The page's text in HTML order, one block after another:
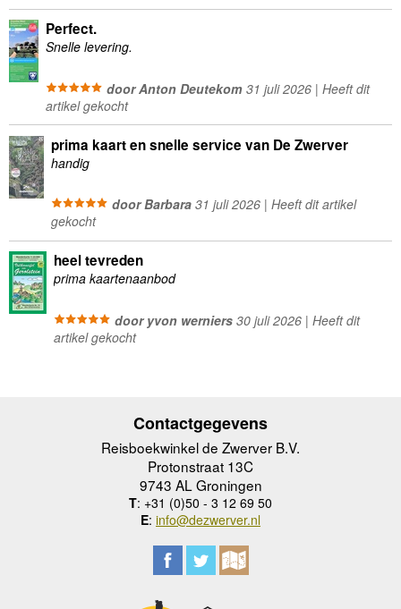
Perfect.
Snelle levering.
door Anton Deutekom31 juli 2026 | Heeft dit
artikel gekocht
prima kaart en snelle service van De Zwerver
handig
door Barbara31 juli 2026 | Heeft dit artikel
gekocht
heel tevreden
prima kaartenaanbod
door yvon werniers30 juli 2026 | Heeft dit
artikel gekocht
Contactgegevens
Reisboekwinkel de Zwerver B.V.
Protonstraat 13C
9743 AL Groningen
T: +31 (0)50 - 3 12 69 50
E: info@dezwerver.nl